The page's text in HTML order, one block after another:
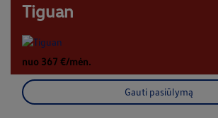
Tiguan
nuo 367 €/mėn.
Gauti pasiūlymą